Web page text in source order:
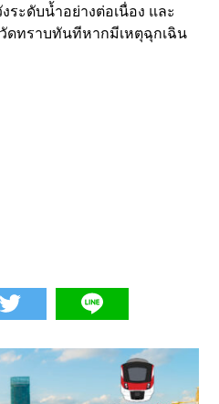
ระดับน้ำอย่างต่อเนื่อง และ
ดทราบทันทีหากมีเหตุฉุกเฉิน